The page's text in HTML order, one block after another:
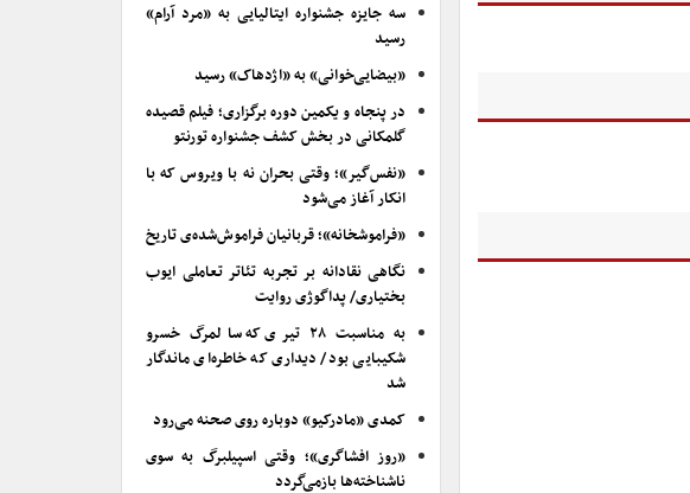
سه جایزه جشنواره ایتالیایی به «مرد آرام»
رسید
«بیضایی‌خوانی» به «اژدهاک» رسید
در پنجاه و یکمین دوره برگزاری؛ فیلم قصیده
گلمکانی در بخش کشف جشنواره تورنتو
«نفس‌گیر»؛ وقتی بحران نه با ویروس که با
انکار آغاز می‌شود
«فراموشخانه»؛ قربانیان فراموش‌شده‌ی تاریخ
نگاهی نقادانه بر تجربه تئاتر تعاملی ایوب
بختیاری/ پداگوژی روایت
به مناسبت ۲۸ تیری که سالمرگ خسرو
شکیبایی بود/ دیداری که خاطره‌ای ماندگار
شد
کمدی «مادرکیو» دوباره روی صحنه می‌رود
«روز افشاگری»؛ وقتی اسپیلبرگ به سوی
ناشناخته‌ها بازمی‌گردد